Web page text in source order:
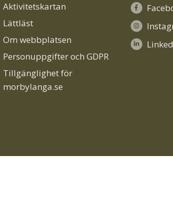
Aktivitetskartan
Lättläst
Om webbplatsen
Personuppgifter och GDPR
Tillgänglighet för
morbylanga.se